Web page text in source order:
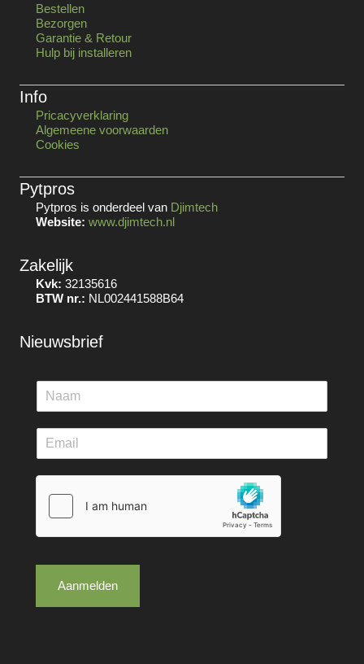
Bestellen
Bezorgen
Garantie & Retour
Hulp bij installeren
Info
Pricacyverklaring
Algemeene voorwaarden
Cookies
Pytpros
Pytpros is onderdeel van Djimtech
Website: www.djimtech.nl
Zakelijk
Kvk: 32135616
BTW nr.: NL002441588B64
Nieuwsbrief
Aanmelden